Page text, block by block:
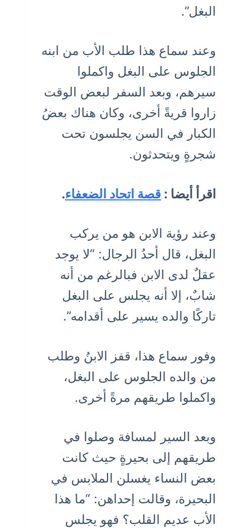
البغل”.
وعند سماع هذا طلب الأب من ابنه
الجلوس على البغل واكملوا
سيرهم، وبعد السفر لبعض الوقت
زاروا قريةً أخرى، وكان هناك بعضُ
الكبار في السن يجلسون تحت
شجرةٍ ويتحدثون.
اقرأ أيضا : قصة اتحاد الضعفاء.
وعند رؤية الابن هو من يركب
البغل، قال أحدُ الرجال: “لا يوجد
عقلٌ لدى الابن فبالرغم من أنه
شابٌ، إلا أنه يجلس على البغل
تاركًا والده يسير على أقدامه”.
وفور سماع هذا، قفز الابنُ وطلب
من والده الجلوس على البغل،
واكملوا طريقهم مرةً أخرى.
وبعد السير لمسافة وصلوا في
طريقهم إلى بحيرةٍ حيث كانت
بعض النساء يغسلن الملابس في
البحيرة، وقالت إحداهن: “ما هذا
الأب عديم القلب؟ فهو يجلس